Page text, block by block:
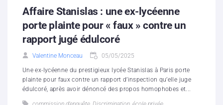
Affaire Stanislas : une ex-lycéenne
porte plainte pour « faux » contre un
rapport jugé édulcoré
Valentine Monceau 05/05/2025
Une ex-lycéenne du prestigieux lycée Stanislas à Paris porte
plainte pour faux contre un rapport d’inspection qu’elle juge
édulcoré, après avoir dénoncé des propos homophobes et...